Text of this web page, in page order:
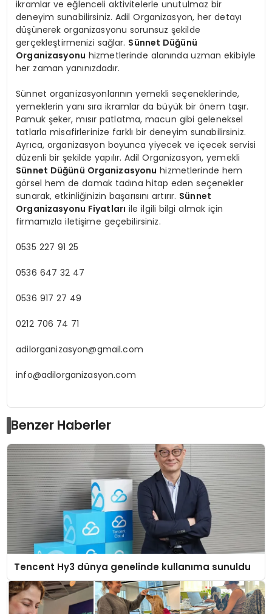
ikramlar ve eğlenceli aktivitelerle unutulmaz bir
deneyim sunabilirsiniz. Adil Organizasyon, her detayı
düşünerek organizasyonu sorunsuz şekilde
gerçekleştirmenizi sağlar. Sünnet Düğünü
Organizasyonu hizmetlerinde alanında uzman ekibiyle
her zaman yanınızdadır.
Sünnet organizasyonlarının yemekli seçeneklerinde,
yemeklerin yanı sıra ikramlar da büyük bir önem taşır.
Pamuk şeker, mısır patlatma, macun gibi geleneksel
tatlarla misafirlerinize farklı bir deneyim sunabilirsiniz.
Ayrıca, organizasyon boyunca yiyecek ve içecek servisi
düzenli bir şekilde yapılır. Adil Organizasyon, yemekli
Sünnet Düğünü Organizasyonu hizmetlerinde hem
görsel hem de damak tadına hitap eden seçenekler
sunarak, etkinliğinizin başarısını artırır. Sünnet
Organizasyonu Fiyatları ile ilgili bilgi almak için
firmamızla iletişime geçebilirsiniz.
0535 227 91 25
0536 647 32 47
0536 917 27 49
0212 706 74 71
adilorganizasyon@gmail.com
info@adilorganizasyon.com
Benzer Haberler
Tencent Hy3 dünya genelinde kullanıma sunuldu